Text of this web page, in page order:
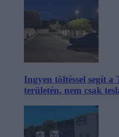
Ingyen töltéssel segít a
területén, nem csak